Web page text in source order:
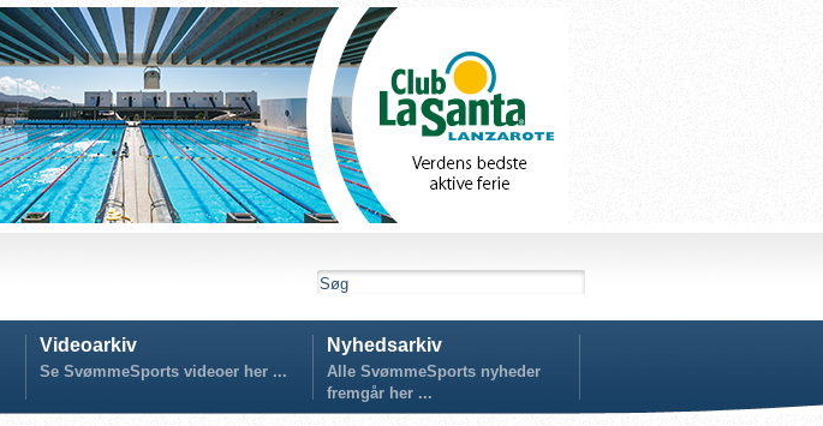
Videoarkiv
Se SvømmeSports videoer her ...
Nyhedsarkiv
Alle SvømmeSports nyheder
fremgår her ...